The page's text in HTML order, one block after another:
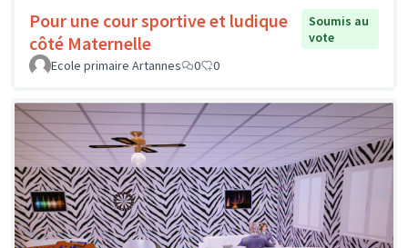
Pour une cour sportive et ludique
côté Maternelle
Soumis au
vote
Ecole primaire Artannes
0 0